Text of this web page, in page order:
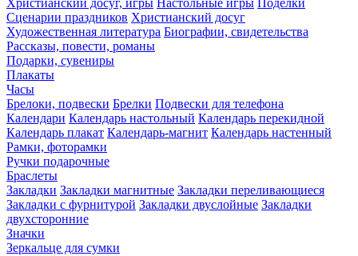
Сценарии праздников Христианский досуг
Художественная литература Биографии, свидетельства
Рассказы, повести, романы
Подарки, сувениры
Плакаты
Часы
Брелоки, подвески Брелки Подвески для телефона
Календари Календарь настольный Календарь перекидной
Календарь плакат Календарь-магнит Календарь настенный
Рамки, фоторамки
Ручки подарочные
Браслеты
Закладки Закладки магнитные Закладки переливающиеся
Закладки с фурнитурой Закладки двуслойные Закладки
двухсторонние
Значки
Зеркальце для сумки